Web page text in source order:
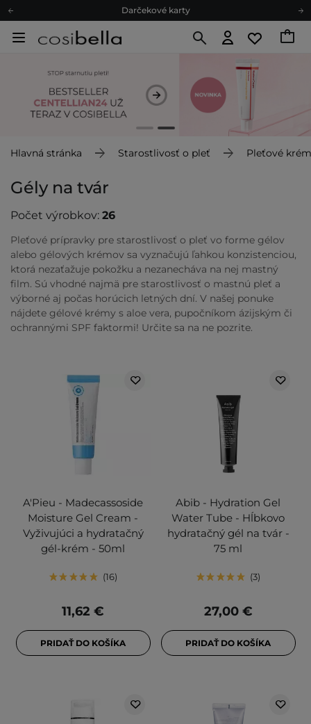
Ekologické balenie
Odmeňovací program
Ekologické balenie
Hlavná stránka Starostlivosť o pleť Pleťové
Gély na tvár
Počet výrobkov: 26
Pleťové prípravky pre starostlivosť o pleť vo forme gélov
alebo gélových krémov sa vyznačujú ľahkou konzistenciou,
ktorá nezaťažuje pokožku a nezanecháva na nej mastný
film. Sú vhodné najmä pre starostlivosť o mastnú pleť a
výborné aj počas horúcich letných dní. V našej ponuke
nájdete gélové krémy s aloe vera, pupočníkom ázijským či
ochrannými SPF faktormi! Určite sa na ne pozrite.
A'Pieu - Madecassoside
Moisture Gel Cream -
Vyživujúci a hydratačný
gél-krém - 50ml
16
11,62 €
PRIDAŤ DO KOŠÍKA
Abib - Hydration Gel
Water Tube - Hĺbkovo
hydratačný gél na tvár -
75 ml
3
27,00 €
PRIDAŤ DO KOŠÍKA